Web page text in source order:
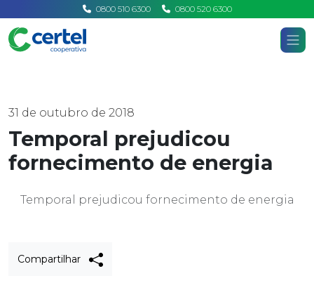
0800 510 6300 0800 520 6300
Certel
31 de outubro de 2018
Temporal prejudicou
fornecimento de energia
Temporal prejudicou fornecimento de energia
Compartilhar